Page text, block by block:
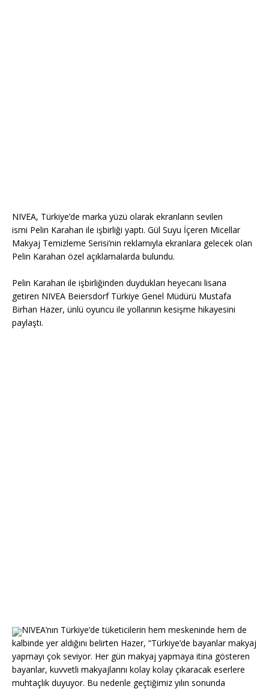
NIVEA, Türkiye’de marka yüzü olarak ekranların sevilen
ismi Pelin Karahan ile işbirliği yaptı. Gül Suyu İçeren Micellar
Makyaj Temizleme Serisi’nin reklamıyla ekranlara gelecek olan
Pelin Karahan özel açıklamalarda bulundu.
Pelin Karahan ile işbirliğinden duydukları heyecanı lisana
getiren NIVEA Beiersdorf Türkiye Genel Müdürü Mustafa
Birhan Hazer, ünlü oyuncu ile yollarının kesişme hikayesini
paylaştı.
NIVEA’nın Türkiye’de tüketicilerin hem meskeninde hem de
kalbinde yer aldığını belirten Hazer, “Türkiye’de bayanlar makyaj
yapmayı çok seviyor. Her gün makyaj yapmaya itina gösteren
bayanlar, kuvvetli makyajlarını kolay kolay çıkaracak eserlere
muhtaçlık duyuyor. Bu nedenle geçtiğimiz yılın sonunda